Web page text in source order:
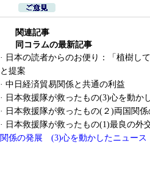
関連記事
同コラムの最新記事
· 日本の読者からのお便り：「植樹し
と提案
· 中日経済貿易関係と共通の利益
· 日本救援隊が救ったもの(3)心を動か
· 日本救援隊が救ったもの(２)両国関係
· 日本救援隊が救ったもの(1)最良の外
関係の発展
(3)心を動かしたニュース